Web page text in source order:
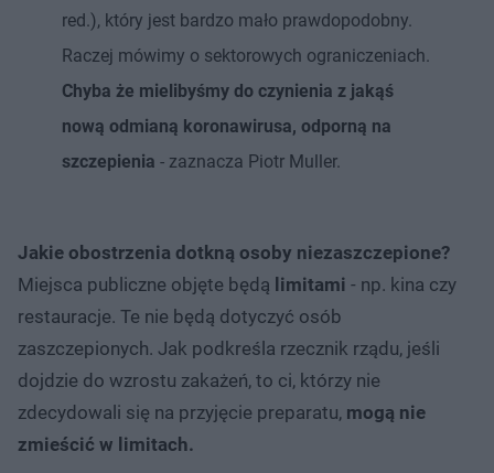
red.), który jest bardzo mało prawdopodobny.
Raczej mówimy o sektorowych ograniczeniach.
Chyba że mielibyśmy do czynienia z jakąś
nową odmianą koronawirusa, odporną na
szczepienia - zaznacza Piotr Muller.
Jakie obostrzenia dotkną osoby niezaszczepione?
Miejsca publiczne objęte będą limitami - np. kina czy
restauracje. Te nie będą dotyczyć osób
zaszczepionych. Jak podkreśla rzecznik rządu, jeśli
dojdzie do wzrostu zakażeń, to ci, którzy nie
zdecydowali się na przyjęcie preparatu, mogą nie
zmieścić w limitach.